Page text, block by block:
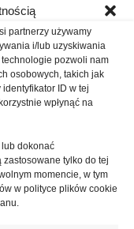
partnerzy używamy
i/lub uzyskiwania
pozwoli nam
osobowych, takich jak
ID w tej
wpłynąć na
dokonać
zastosowane tylko do tej
momencie, w tym
w polityce plików cookie
PLUS parking
i
1260/2019 oraz
termicznej podłóg
w przeciwnym
wymagają
podkładowej
mas